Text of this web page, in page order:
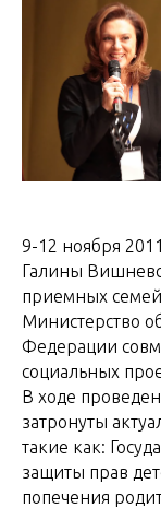
9-12 ноября
Галины
приемных
Министерство
Федерации
социальных
В ходе
затронуты
такие как:
защиты прав
попечения